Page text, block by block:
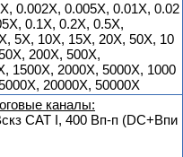
0.002X, 0.005X, 0.01X, 0.02
0.1X, 0.2X, 0.5X,
5X, 10X, 15X, 20X, 50X, 10
200X, 500X,
1500X, 2000X, 5000X, 1000
20000X, 50000X
каналы:
CAT I, 400 Вп-п (DC+Впи